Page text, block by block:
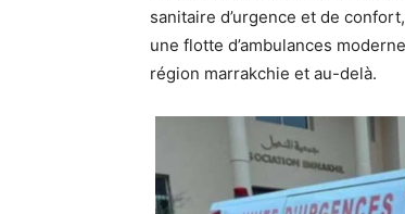
sanitaire d’urgence et de
une flotte d’ambulances
région marrakchie et au-delà.